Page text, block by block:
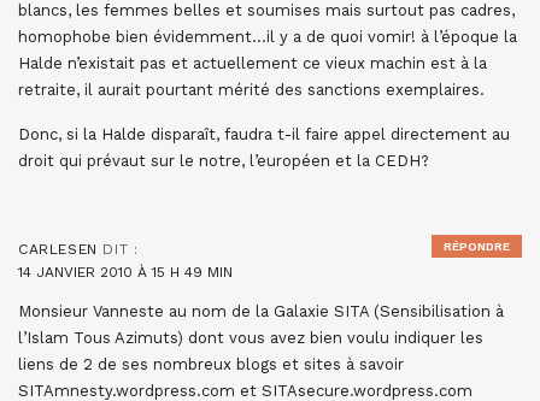
blancs, les femmes belles et soumises mais surtout pas cadres,
homophobe bien évidemment…il y a de quoi vomir! à l’époque la
Halde n’existait pas et actuellement ce vieux machin est à la
retraite, il aurait pourtant mérité des sanctions exemplaires.
Donc, si la Halde disparaît, faudra t-il faire appel directement au
droit qui prévaut sur le notre, l’européen et la CEDH?
CARLESEN DIT :
14 JANVIER 2010 À 15 H 49 MIN
Monsieur Vanneste au nom de la Galaxie SITA (Sensibilisation à
l’Islam Tous Azimuts) dont vous avez bien voulu indiquer les
liens de 2 de ses nombreux blogs et sites à savoir
SITAmnesty.wordpress.com et SITAsecure.wordpress.com
RÉPONDRE